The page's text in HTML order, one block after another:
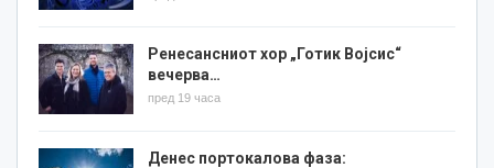
Ренесансниот хор „Готик Војсис“
вечерва…
пред 19 часа
Денес портокалова фаза: